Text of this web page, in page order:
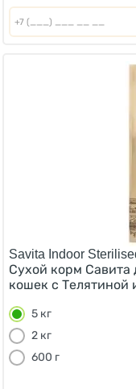
Savita Indoor
Сухой корм
кошек с Телятиной
5 кг
2 кг
600 г